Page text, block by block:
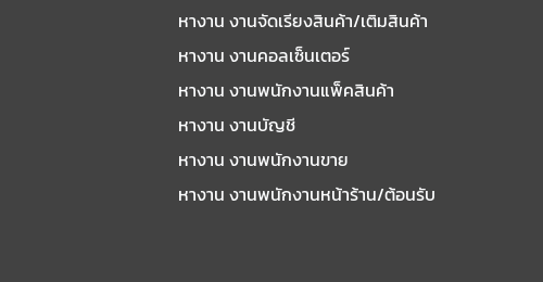
หางาน งานจัดเรียงสินค้า/เติมสินค้า
หางาน งานคอลเซ็นเตอร์
หางาน งานพนักงานแพ็คสินค้า
หางาน งานบัญชี
หางาน งานพนักงานขาย
หางาน งานพนักงานหน้าร้าน/ต้อนรับ